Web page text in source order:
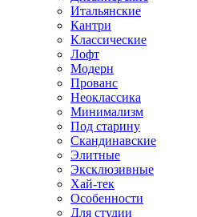
Итальянские
Кантри
Классические
Лофт
Модерн
Прованс
Неоклассика
Минимализм
Под старину
Скандинавские
Элитные
Эксклюзивные
Хай-тек
Особенности
Для студии